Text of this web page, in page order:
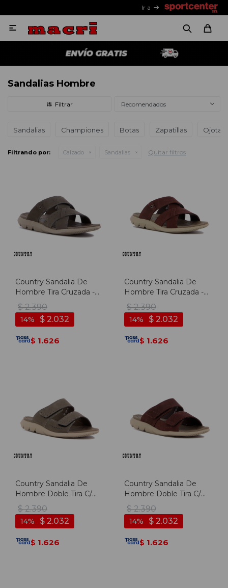
Ir a

Sandalias Hombre
Recomendados
Sandalias Championes Botas Zapatillas Ojotas
Filtrando por: Calzado Sandalias Quitar filtros
Country Sandalia De
Hombre Tira Cruzada -
Kaki - Kaki
$ 2.390
$ 2.032
14
$ 1.626
Country Sandalia De
Hombre Tira Cruzada -
Marron Oscuro - Marron
Oscuro
$ 2.390
$ 2.032
14
$ 1.626
Country Sandalia De
Hombre Doble Tira C/
Velcro - Kaki - Kaki
$ 2.390
$ 2.032
14
$ 1.626
Country Sandalia De
Hombre Doble Tira C/
Velcro - Marron Oscuro -
Marron Oscuro
$ 2.390
$ 2.032
14
$ 1.626